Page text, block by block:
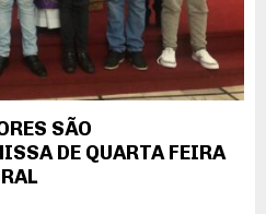
SÃO
DE QUARTA FEIRA